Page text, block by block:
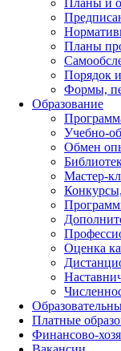
Планы и
Планы
Порядок
Формы,
Образование
Учебно-
Обмен
Мастер-
Оценка
Платные
Финансово-